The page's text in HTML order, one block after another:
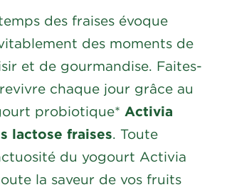
des fraises évoque
des moments de
et de gourmandise. Faites-
chaque jour grâce au
probiotique* Activia
lactose fraises. Toute
du yogourt Activia
la saveur de vos fruits